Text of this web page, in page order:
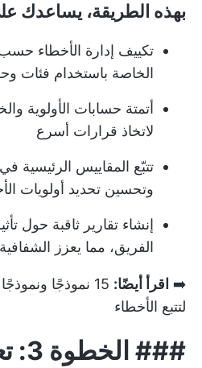
بهذه الطريقة، يساعدك
تكييف إدارة الأخطاء
الخاصة باستخدام فئات
أتمتة حسابات الأولوية
لاتخاذ قرارات أسرع
تتبّع المقاييس الرئيسية
وتحسين تحديد أولويات
إنشاء تقارير ثاقبة حول
الفريق، مما يعزز
➡️ اقرأ أيضًا:
15 نموذجًا
لتتبع الأخطاء
###